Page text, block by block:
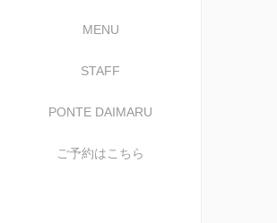
MENU
STAFF
PONTE DAIMARU
ご予約はこちら